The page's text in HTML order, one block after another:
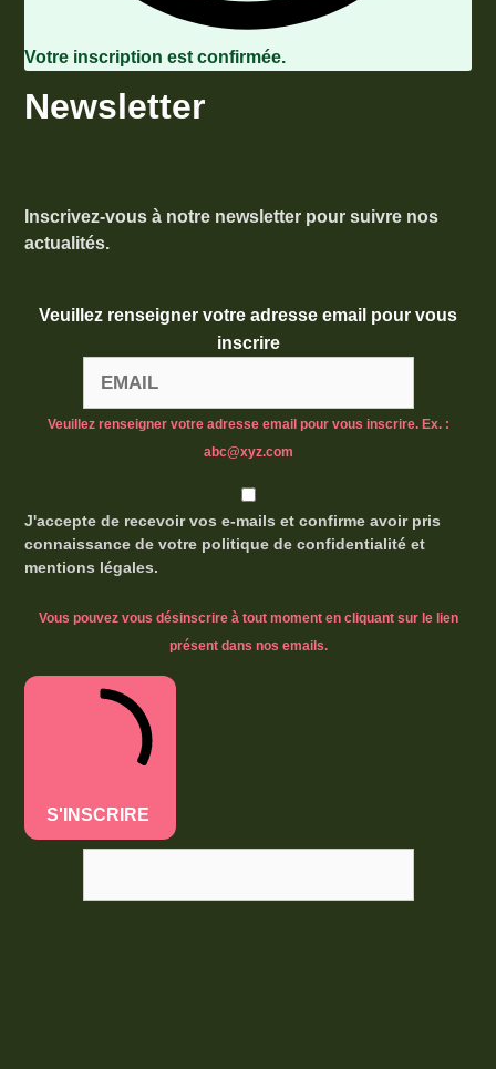
Votre inscription est confirmée.
Newsletter
Inscrivez-vous à notre newsletter pour suivre nos
actualités.
Veuillez renseigner votre adresse email pour vous
inscrire
Veuillez renseigner votre adresse email pour vous inscrire. Ex. :
abc@xyz.com
J'accepte de recevoir vos e-mails et confirme avoir pris
connaissance de votre politique de confidentialité et
mentions légales.
Vous pouvez vous désinscrire à tout moment en cliquant sur le lien
présent dans nos emails.
S'INSCRIRE